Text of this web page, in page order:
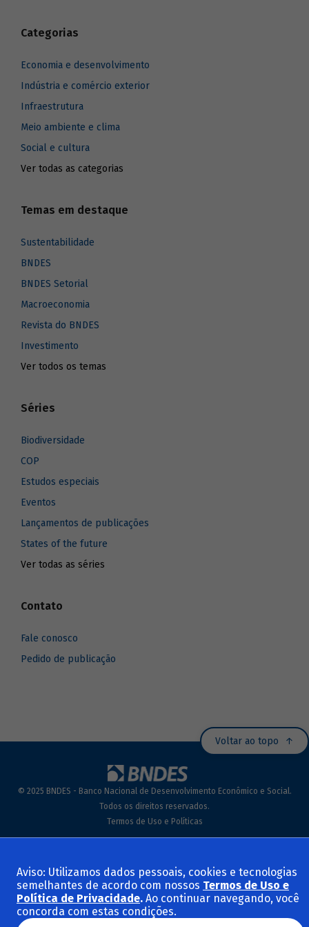
Categorias
Economia e desenvolvimento
Indústria e comércio exterior
Infraestrutura
Meio ambiente e clima
Social e cultura
Ver todas as categorias
Temas em destaque
Sustentabilidade
BNDES
BNDES Setorial
Macroeconomia
Revista do BNDES
Investimento
Ver todos os temas
Séries
Biodiversidade
COP
Estudos especiais
Eventos
Lançamentos de publicações
States of the future
Ver todas as séries
Contato
Fale conosco
Pedido de publicação
Voltar ao topo
© 2025 BNDES - Banco Nacional de Desenvolvimento Econômico e Social.
Todos os direitos reservados.
Termos de Uso e Políticas
Aviso: Utilizamos dados pessoais, cookies e tecnologias
semelhantes de acordo com nossos Termos de Uso e
Política de Privacidade. Ao continuar navegando, você
concorda com estas condições.